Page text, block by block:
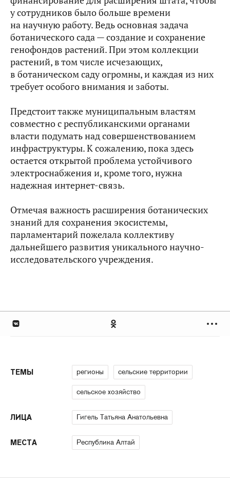
у сотрудников было больше времени
на научную работу. Ведь основная задача
ботанического сада — создание и сохранение
генофондов растений. При этом коллекции
растений, в том числе исчезающих,
в ботаническом саду огромны, и каждая из них
требует особого внимания и заботы.
Предстоит также муниципальным властям
совместно с республиканскими органами
власти подумать над совершенствованием
инфраструктуры. К сожалению, пока здесь
остается открытой проблема устойчивого
электроснабжения и, кроме того, нужна
надежная интернет-связь.
Отмечая важность расширения ботанических
знаний для сохранения экосистемы,
парламентарий пожелала коллективу
дальнейшего развития уникального научно-
исследовательского учреждения.
ТЕМЫ регионы сельские территории
сельское хозяйство
ЛИЦА Гигель Татьяна Анатольевна
МЕСТА Республика Алтай